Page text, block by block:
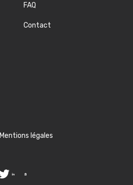
FAQ
Contact
Mentions légales